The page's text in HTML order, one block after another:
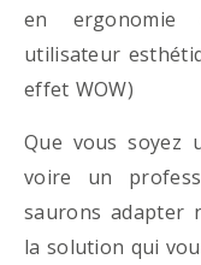
en ergonomie
utilisateur
effet WOW)
Que vous soyez
voire un
saurons adapter
la solution qui